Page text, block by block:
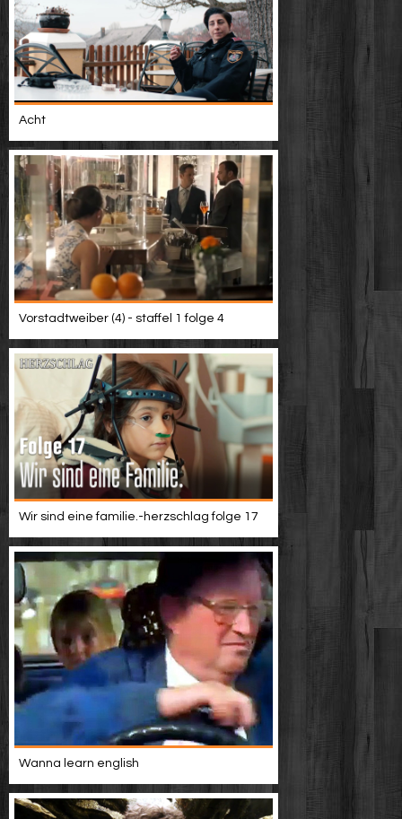
Acht
Vorstadtweiber (4) - staffel 1 folge 4
Wir sind eine familie.-herzschlag folge 17
Wanna learn english